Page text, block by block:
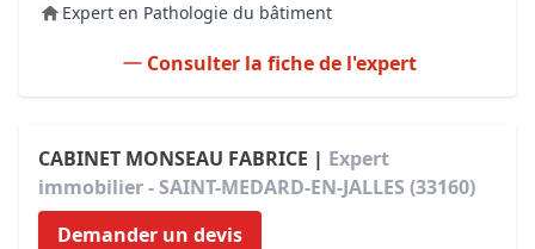
Expert en Pathologie du bâtiment
Consulter la fiche de l'expert
CABINET MONSEAU FABRICE | Expert
immobilier - SAINT-MEDARD-EN-JALLES (33160)
Demander un devis